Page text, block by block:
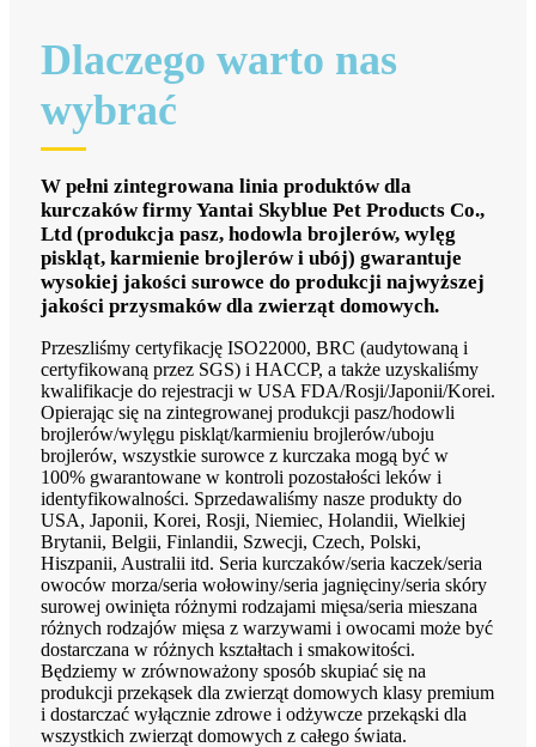
Dlaczego warto nas
wybrać
W pełni zintegrowana linia produktów dla
kurczaków firmy Yantai Skyblue Pet Products Co.,
Ltd (produkcja pasz, hodowla brojlerów, wylęg
piskląt, karmienie brojlerów i ubój) gwarantuje
wysokiej jakości surowce do produkcji najwyższej
jakości przysmaków dla zwierząt domowych.
Przeszliśmy certyfikację ISO22000, BRC (audytowaną i
certyfikowaną przez SGS) i HACCP, a także uzyskaliśmy
kwalifikacje do rejestracji w USA FDA/Rosji/Japonii/Korei.
Opierając się na zintegrowanej produkcji pasz/hodowli
brojlerów/wylęgu piskląt/karmieniu brojlerów/uboju
brojlerów, wszystkie surowce z kurczaka mogą być w
100% gwarantowane w kontroli pozostałości leków i
identyfikowalności. Sprzedawaliśmy nasze produkty do
USA, Japonii, Korei, Rosji, Niemiec, Holandii, Wielkiej
Brytanii, Belgii, Finlandii, Szwecji, Czech, Polski,
Hiszpanii, Australii itd. Seria kurczaków/seria kaczek/seria
owoców morza/seria wołowiny/seria jagnięciny/seria skóry
surowej owinięta różnymi rodzajami mięsa/seria mieszana
różnych rodzajów mięsa z warzywami i owocami może być
dostarczana w różnych kształtach i smakowitości.
Będziemy w zrównoważony sposób skupiać się na
produkcji przekąsek dla zwierząt domowych klasy premium
i dostarczać wyłącznie zdrowe i odżywcze przekąski dla
wszystkich zwierząt domowych z całego świata.